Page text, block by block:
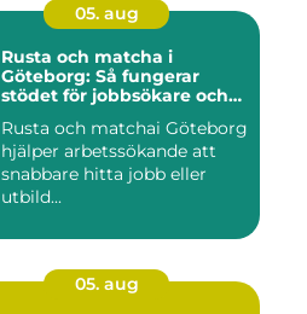
05. aug
Rusta och matcha i
Göteborg: Så fungerar
stödet för jobbsökare och
Rusta och matchai Göteborg
hjälper arbetssökande att
snabbare hitta jobb eller
utbild...
05. aug